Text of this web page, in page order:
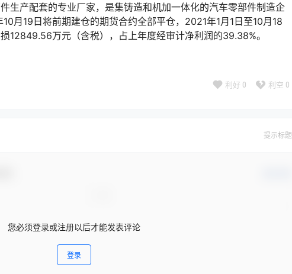
生产配套的专业厂家，是集铸造和机加一体化的汽车零部件制造企
月19日将前期建仓的期货合约全部平仓，2021年1月1日至10月18
12849.56万元（含税），占上年度经审计净利润的39.38%。
利好 0 利空 0
提示标题
您必须登录或注册以后才能发表评论
登录